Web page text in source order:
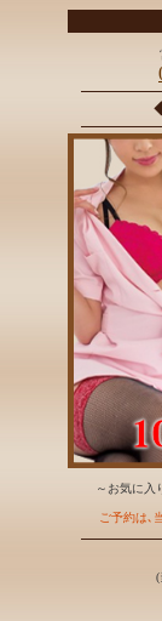
～お気に入
ご予約は､
(